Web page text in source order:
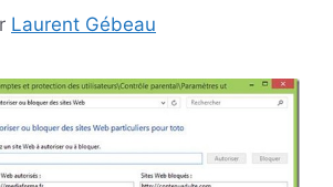
Laurent Gébeau